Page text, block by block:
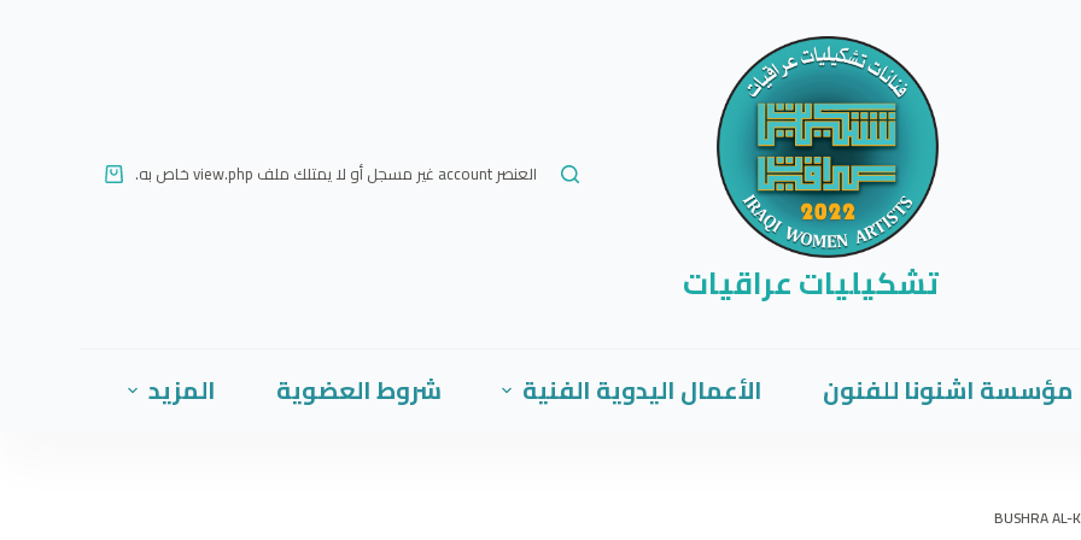
تشكيليات عراقيات
العنصر account غير مسجل أو لا يمتلك ملف view.php خاص به.
مؤسسة اشنونا للفنون الأعمال اليدوية الفنية شروط العضوية المزيد
BUSHRA AL-